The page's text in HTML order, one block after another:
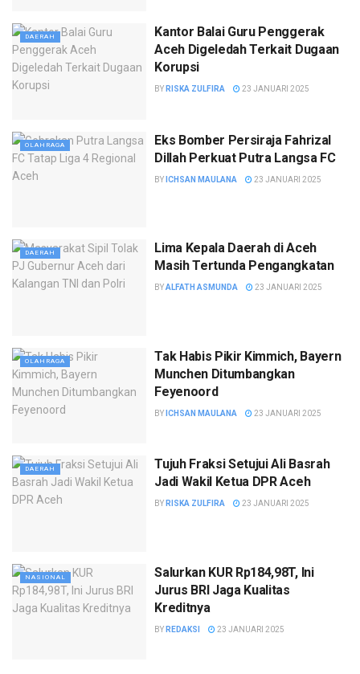
DAERAH
Kantor Balai Guru Penggerak
Aceh Digeledah Terkait Dugaan
Korupsi
BY RISKA ZULFIRA 23 JANUARI 2025
OLAHRAGA
Eks Bomber Persiraja Fahrizal
Dillah Perkuat Putra Langsa FC
BY ICHSAN MAULANA 23 JANUARI 2025
DAERAH
Lima Kepala Daerah di Aceh
Masih Tertunda Pengangkatan
BYALFATH ASMUNDA 23 JANUARI 2025
OLAHRAGA
Tak Habis Pikir Kimmich, Bayern
Munchen Ditumbangkan
Feyenoord
BY ICHSAN MAULANA 23 JANUARI 2025
DAERAH
Tujuh Fraksi Setujui Ali Basrah
Jadi Wakil Ketua DPR Aceh
BY RISKA ZULFIRA 23 JANUARI 2025
NASIONAL
Salurkan KUR Rp184,98T, Ini
Jurus BRI Jaga Kualitas
Kreditnya
BY REDAKSI 23 JANUARI 2025